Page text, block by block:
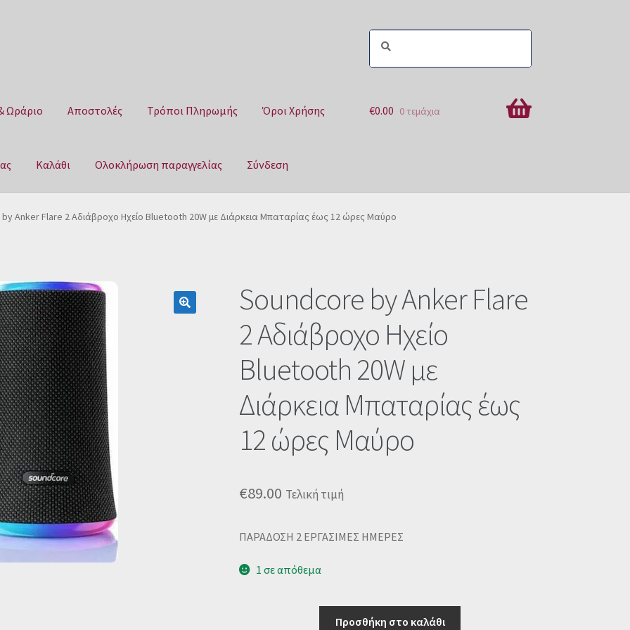
Ωράριο Αποστολές Τρόποι Πληρωμής Όροι Χρήσης
Καλάθι Ολοκλήρωση παραγγελίας Σύνδεση
Αποστολές Τρόποι Πληρωμής Όροι Χρήσης Πολιτική επιστροφών
€0.00 0 τεμάχια
Anker Flare 2 Αδιάβροχο Ηχείο Bluetooth 20W με Διάρκεια Μπαταρίας έως 12 ώρες Μαύρο
Soundcore by Anker Flare
2 Αδιάβροχο Ηχείο
Bluetooth 20W με
Διάρκεια Μπαταρίας έως
12 ώρες Μαύρο
€89.00 Τελική τιμή
ΠΑΡΑΔΟΣΗ 2 ΕΡΓΑΣΙΜΕΣ ΗΜΕΡΕΣ
1 σε απόθεμα
Προσθήκη στο καλάθι